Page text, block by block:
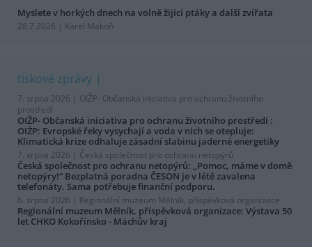
Myslete v horkých dnech na volně žijící ptáky a další zvířata
28.7.2026 | Karel Makoň
tiskové zprávy
7. srpna 2026 | OIŽP- Občanská iniciativa pro ochranu životního
prostředí
OIŽP- Občanská iniciativa pro ochranu životního prostředí :
OIŽP: Evropské řeky vysychají a voda v nich se otepluje:
Klimatická krize odhaluje zásadní slabinu jaderné energetiky
7. srpna 2026 | Česká společnost pro ochranu netopýrů
Česká společnost pro ochranu netopýrů: „Pomoc, máme v domě
netopýry!“ Bezplatná poradna ČESON je v létě zavalena
telefonáty. Sama potřebuje finanční podporu.
6. srpna 2026 | Regionální muzeum Mělník, příspěvková organizace
Regionální muzeum Mělník, příspěvková organizace: Výstava 50
let CHKO Kokořínsko - Máchův kraj